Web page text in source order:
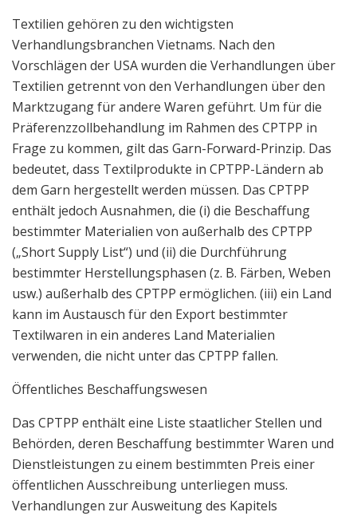
Textilien gehören zu den wichtigsten
Verhandlungsbranchen Vietnams. Nach den
Vorschlägen der USA wurden die Verhandlungen über
Textilien getrennt von den Verhandlungen über den
Marktzugang für andere Waren geführt. Um für die
Präferenzzollbehandlung im Rahmen des CPTPP in
Frage zu kommen, gilt das Garn-Forward-Prinzip. Das
bedeutet, dass Textilprodukte in CPTPP-Ländern ab
dem Garn hergestellt werden müssen. Das CPTPP
enthält jedoch Ausnahmen, die (i) die Beschaffung
bestimmter Materialien von außerhalb des CPTPP
(„Short Supply List“) und (ii) die Durchführung
bestimmter Herstellungsphasen (z. B. Färben, Weben
usw.) außerhalb des CPTPP ermöglichen. (iii) ein Land
kann im Austausch für den Export bestimmter
Textilwaren in ein anderes Land Materialien
verwenden, die nicht unter das CPTPP fallen.
Öffentliches Beschaffungswesen
Das CPTPP enthält eine Liste staatlicher Stellen und
Behörden, deren Beschaffung bestimmter Waren und
Dienstleistungen zu einem bestimmten Preis einer
öffentlichen Ausschreibung unterliegen muss.
Verhandlungen zur Ausweitung des Kapitels